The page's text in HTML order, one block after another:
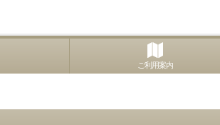
ご利用案内